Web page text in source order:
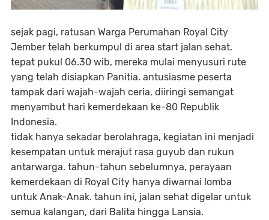
sejak pagi, ratusan Warga Perumahan Royal City
Jember telah berkumpul di area start jalan sehat.
tepat pukul 06.30 wib, mereka mulai menyusuri rute
yang telah disiapkan Panitia. antusiasme peserta
tampak dari wajah-wajah ceria, diiringi semangat
menyambut hari kemerdekaan ke-80 Republik
Indonesia.
tidak hanya sekadar berolahraga, kegiatan ini menjadi
kesempatan untuk merajut rasa guyub dan rukun
antarwarga. tahun-tahun sebelumnya, perayaan
kemerdekaan di Royal City hanya diwarnai lomba
untuk Anak-Anak. tahun ini, jalan sehat digelar untuk
semua kalangan, dari Balita hingga Lansia.